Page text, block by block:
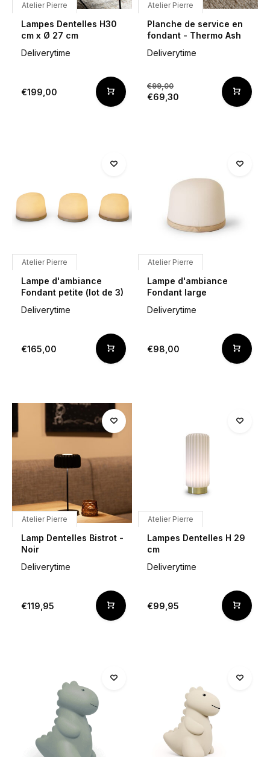
Atelier Pierre
Lampes Dentelles H30
cm x Ø 27 cm
Deliverytime
€199,00
Atelier Pierre
Planche de service en
fondant - Thermo Ash
Deliverytime
€99,00
€69,30
Atelier Pierre
Lampe d'ambiance
Fondant petite (lot de 3)
Deliverytime
€165,00
Atelier Pierre
Lampe d'ambiance
Fondant large
Deliverytime
€98,00
Atelier Pierre
Lamp Dentelles Bistrot -
Noir
Deliverytime
€119,95
Atelier Pierre
Lampes Dentelles H 29
cm
Deliverytime
€99,95